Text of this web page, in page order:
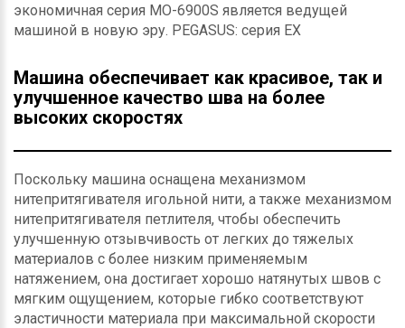
экономичная серия MO-6900S является ведущей
машиной в новую эру. PEGASUS: серия EX
Машина обеспечивает как красивое, так и
улучшенное качество шва на более
высоких скоростях
Поскольку машина оснащена механизмом
нитепритягивателя игольной нити, а также механизмом
нитепритягивателя петлителя, чтобы обеспечить
улучшенную отзывчивость от легких до тяжелых
материалов с более низким применяемым
натяжением, она достигает хорошо натянутых швов с
мягким ощущением, которые гибко соответствуют
эластичности материала при максимальной скорости